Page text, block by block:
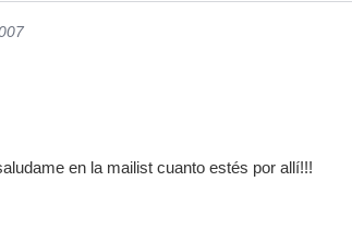
en la mailist cuanto estés por allí!!!